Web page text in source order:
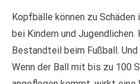
Kopfbälle können zu Schäden
bei Kindern und
Bestandteil beim Fußball.
Wenn der Ball mit bis zu 100